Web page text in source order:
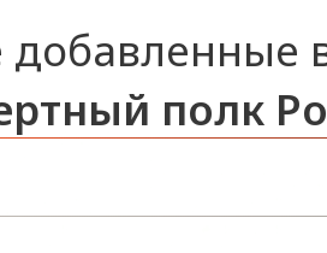
добавленные
полк